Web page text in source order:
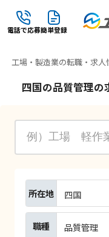
電話で応募簡単登録
工場・製造業の転職・求
四国の品質管理の
所在地 四国
職種 品質管理